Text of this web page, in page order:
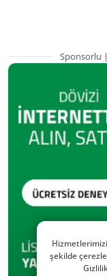
Sponsorlu
şekilde